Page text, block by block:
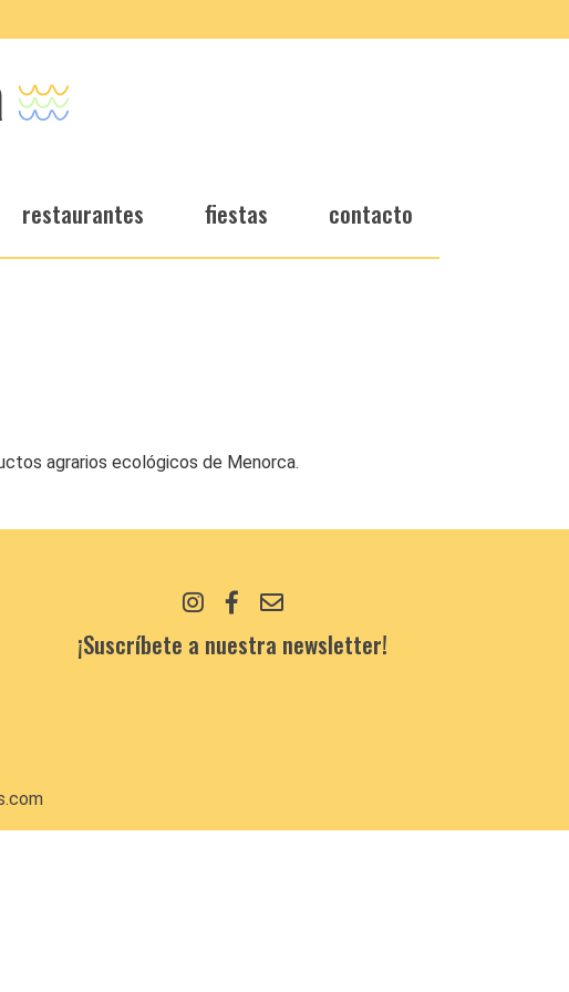
restaurantes fiestas contacto
agrarios ecológicos de Menorca.
¡Suscríbete a nuestra newsletter!